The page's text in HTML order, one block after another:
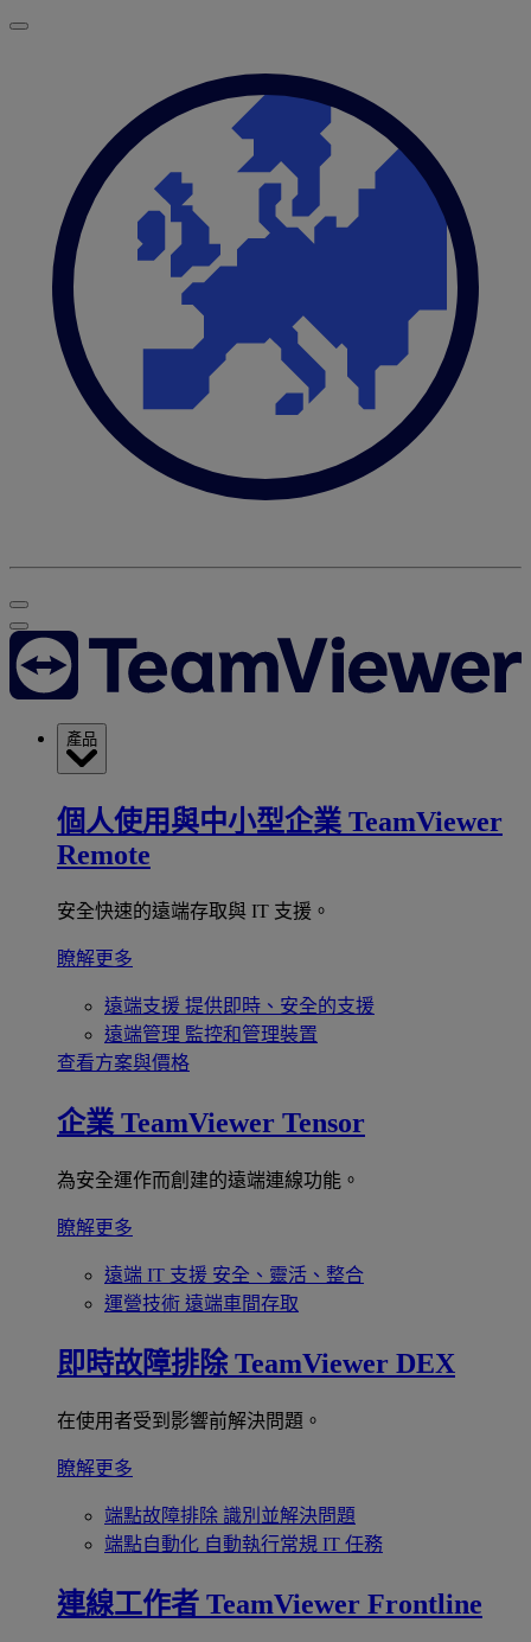
產品
個人使用與中小型企業 TeamViewer
Remote
安全快速的遠端存取與 IT 支援。
瞭解更多
遠端支援 提供即時、安全的支援
遠端管理 監控和管理裝置
查看方案與價格
企業 TeamViewer Tensor
為安全運作而創建的遠端連線功能。
瞭解更多
遠端 IT 支援 安全、靈活、整合
運營技術 遠端車間存取
即時故障排除 TeamViewer DEX
在使用者受到影響前解決問題。
瞭解更多
端點故障排除 識別並解決問題
端點自動化 自動執行常規 IT 任務
連線工作者 TeamViewer Frontline